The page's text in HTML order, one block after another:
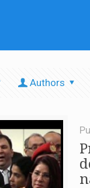
Authors